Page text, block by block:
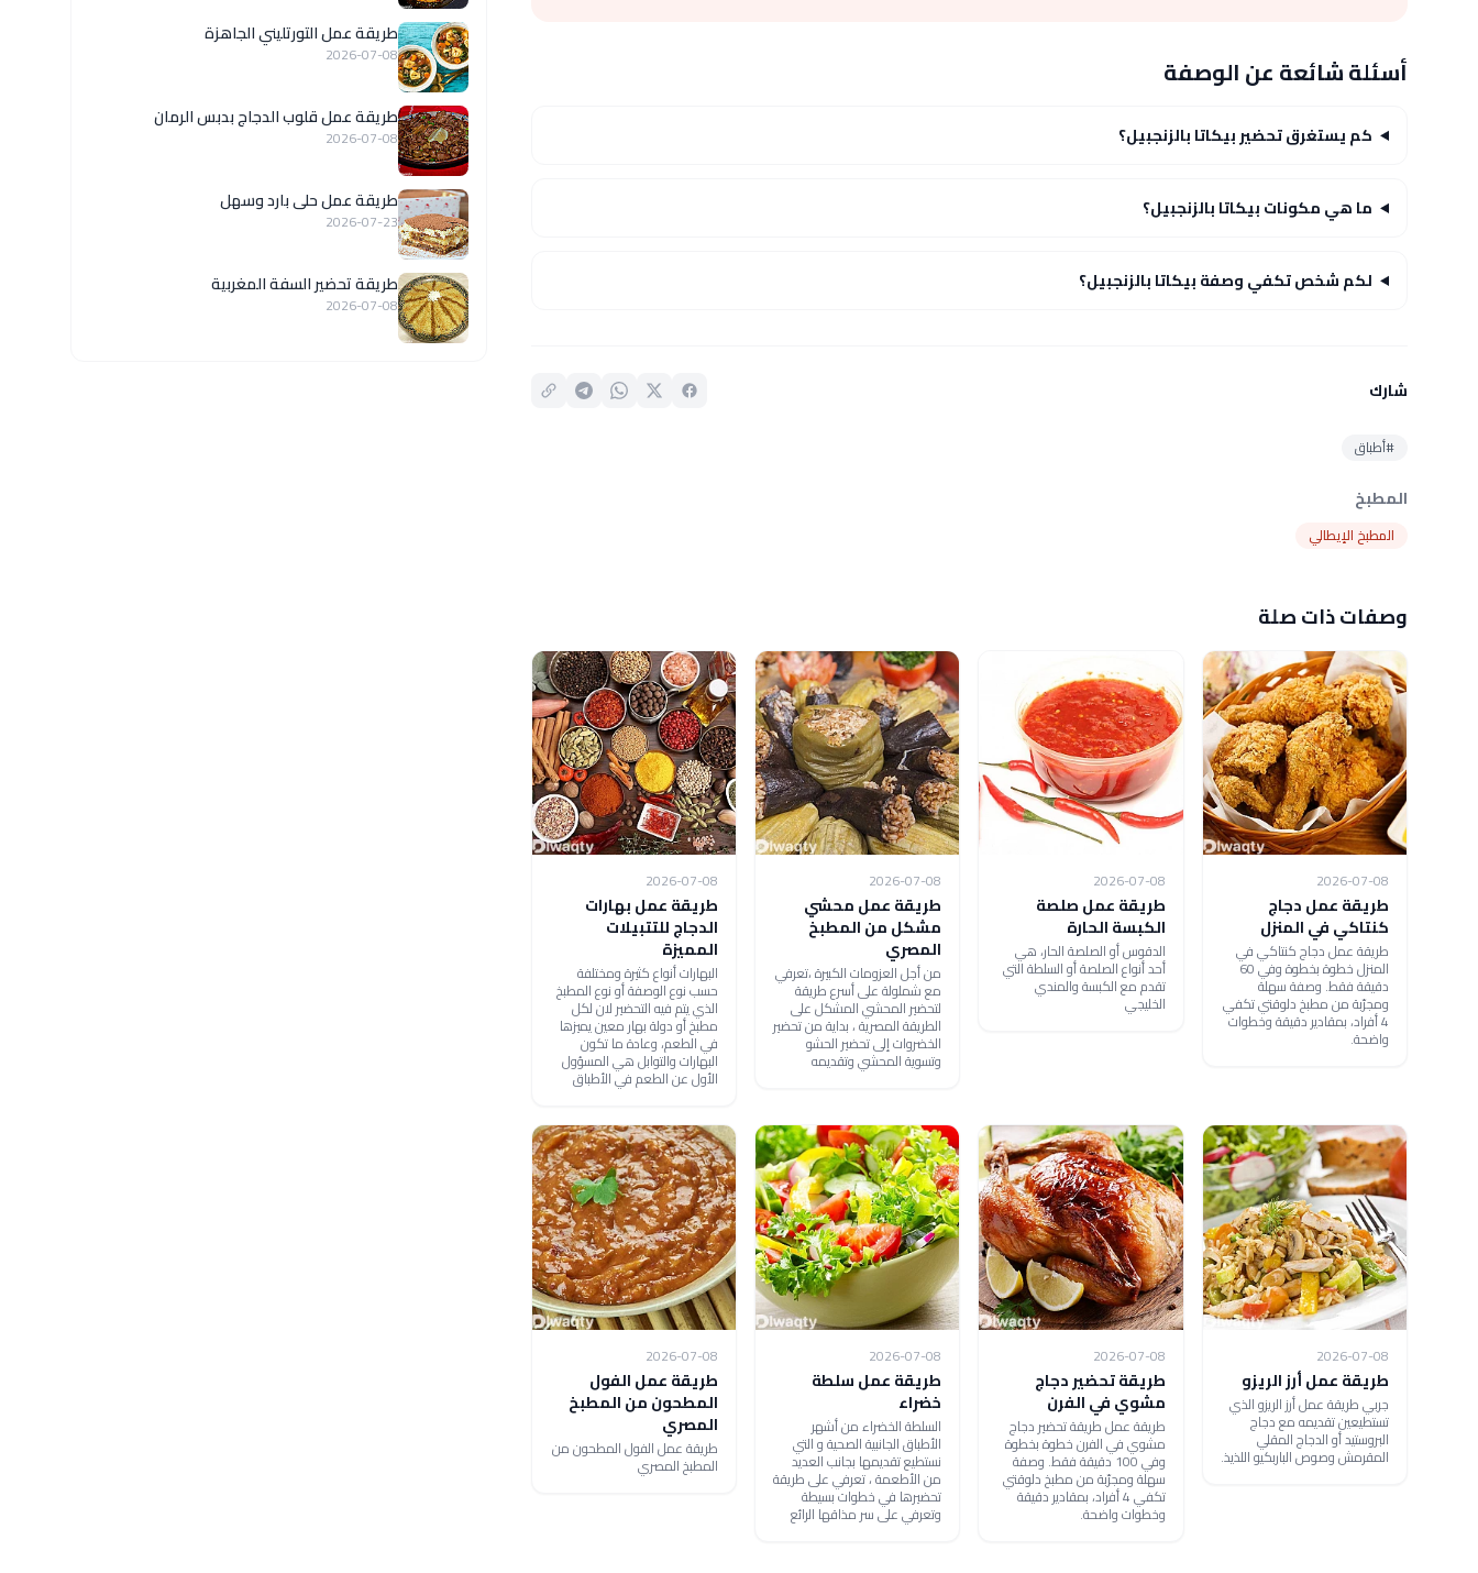
أسئلة شائعة عن الوصفة
كم يستغرق تحضير بيكاتا بالزنجبيل؟
ما هي مكونات بيكاتا بالزنجبيل؟
لكم شخص تكفي وصفة بيكاتا بالزنجبيل؟
شارك
#أطباق
المطبخ
المطبخ الإيطالي
وصفات ذات صلة
2026-07-08
طريقة عمل دجاج
كنتاكي في المنزل
طريقة عمل دجاج كنتاكي في
المنزل خطوة بخطوة وفي 60
دقيقة فقط. وصفة سهلة
ومجرّبة من مطبخ دلوقتي تكفي
4 أفراد، بمقادير دقيقة وخطوات
واضحة.
2026-07-08
طريقة عمل صلصة
الكبسة الحارة
الدقوس أو الصلصة الحار، هي
أحد أنواع الصلصة أو السلطة التي
تقدم مع الكبسة والمندي
الخليجي
2026-07-08
طريقة عمل محشي
مشكل من المطبخ
المصري
من أجل العزومات الكبيرة ،تعرفي
مع شملولة على أسرع طريقة
لتحضير المحشي المشكل على
الطريقة المصرية ، بداية من تحضير
الخضروات إلى تحضير الحشو
وتسوية المحشي وتقديمه
2026-07-08
طريقة عمل بهارات
الدجاج للتتبيلات
المميزة
البهارات أنواع كثيرة ومختلفة
حسب نوع الوصفة أو نوع المطبخ
الذي يتم فيه التحضير لان لكل
مطبخ أو دولة بهار معين يميزها
في الطعم، وعادة ما تكون
البهارات والتوابل هي المسؤول
الأول عن الطعم في الأطباق
2026-07-08
طريقة عمل أرز الريزو
جربي طريقة عمل أرز الريزو الذي
تستطيعين تقديمه مع دجاج
البروستيد أو الدجاج المقلي
المقرمش وصوص الباربكيو اللذيذ.
2026-07-08
طريقة تحضير دجاج
مشوي في الفرن
طريقة عمل طريقة تحضير دجاج
مشوي في الفرن خطوة بخطوة
وفي 100 دقيقة فقط. وصفة
سهلة ومجرّبة من مطبخ دلوقتي
تكفي 4 أفراد، بمقادير دقيقة
وخطوات واضحة.
2026-07-08
طريقة عمل سلطة
خضراء
السلطة الخضراء من أشهر
الأطباق الجانبية الصحية و التي
نستطيع تقديمها بجانب العديد
من الأطعمة ، تعرفي على طريقة
تحضيرها في خطوات بسيطة
وتعرفي على سر مذاقها الرائع
2026-07-08
طريقة عمل الفول
المطحون من المطبخ
المصري
طريقة عمل الفول المطحون من
المطبخ المصري
طريقة عمل التورتليني الجاهزة
2026-07-08
طريقة عمل قلوب الدجاج بدبس الرمان
2026-07-08
طريقة عمل حلى بارد وسهل
2026-07-23
طريقة تحضير السفة المغربية
2026-07-08